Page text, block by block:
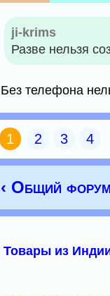
ji-krims
Разве нельзя
Без телефона
1 2 3 4
‹ Общий
Товары из